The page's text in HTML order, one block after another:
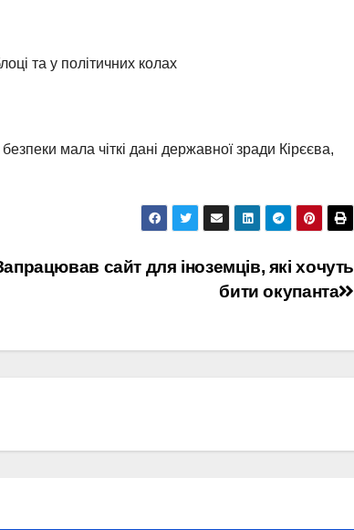
та у політичних колах
мала чіткі дані державної зради Кірєєва,
сайт для іноземців, які хочуть
бити окупанта